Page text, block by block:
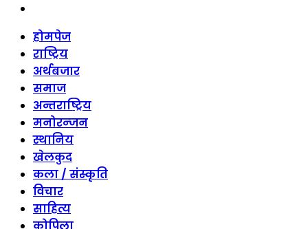
Skip
content
होमपेज
राष्ट्रिय
अर्थबजार
समाज
अन्तराष्ट्रिय
मनोरन्जन
स्थानिय
खेलकुद
कला / संस्कृति
विचार
साहित्य